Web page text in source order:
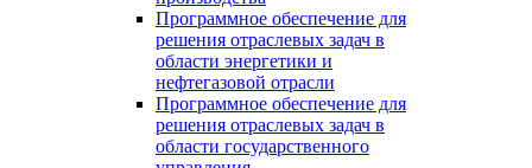
Программное обеспечение для
решения отраслевых задач в
области энергетики и
нефтегазовой отрасли
Программное обеспечение для
решения отраслевых задач в
области государственного